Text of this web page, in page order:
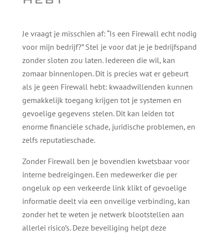
Je vraagt je misschien af: “Is een Firewall echt nodig
voor mijn bedrijf?” Stel je voor dat je je bedrijfspand
zonder sloten zou laten. Iedereen die wil, kan
zomaar binnenlopen. Dit is precies wat er gebeurt
als je geen Firewall hebt: kwaadwillenden kunnen
gemakkelijk toegang krijgen tot je systemen en
gevoelige gegevens stelen. Dit kan leiden tot
enorme financiële schade, juridische problemen, en
zelfs reputatieschade.
Zonder Firewall ben je bovendien kwetsbaar voor
interne bedreigingen. Een medewerker die per
ongeluk op een verkeerde link klikt of gevoelige
informatie deelt via een onveilige verbinding, kan
zonder het te weten je netwerk blootstellen aan
allerlei risico’s. Deze beveiliging helpt deze